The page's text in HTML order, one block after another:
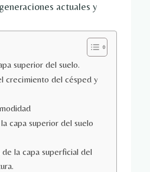
actuales y
superior del suelo.
crecimiento del césped y
capa superior del suelo
la capa superficial del